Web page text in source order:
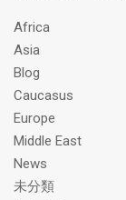
ス
Africa
Asia
Blog
Caucasus
Europe
Middle East
News
未分類